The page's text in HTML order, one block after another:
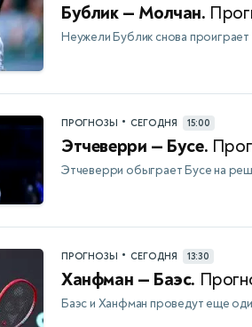
Бублик — Молчан.
Неужели Бублик снова
ПРОГНОЗЫ • СЕГОДНЯ 15:00
Этчеверри — Бусе.
Этчеверри обыграет Бусе на
ПРОГНОЗЫ • СЕГОДНЯ 13:30
Ханфман — Баэс.
Баэс и Ханфман проведут еще